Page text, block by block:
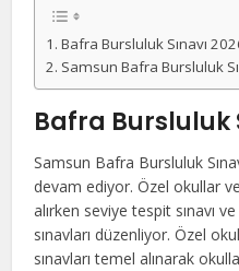
Bafra Bursluluk Sınavı
Samsun Bafra Bursluluk
Bafra Bursluluk
Samsun Bafra Bursluluk
devam ediyor. Özel okullar
alırken seviye tespit sınavı
sınavları düzenliyor. Özel
sınavları temel alınarak